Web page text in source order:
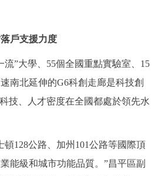
陽光政務
我要諮詢 我要建議
線上訪談 圖説互動
戶支援力度
”大學、55個全國重點實驗室、15
南北延伸的G6科創走廊是科技創
技、人才密度在全國都處於領先水
128公路、加州101公路等國際頂
能級和城市功能品質。”昌平區副